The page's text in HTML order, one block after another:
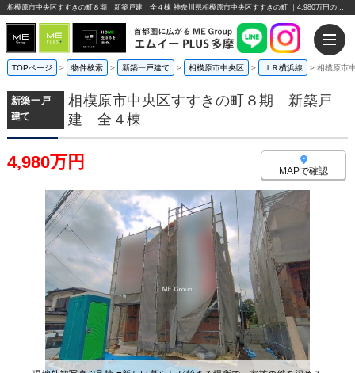
相模原市中央区すすきの町８期 新築戸建 全４棟 神奈川県相模原市中央区すすきの町 ｜4,980万円の新築一戸建て｜エムイーPLUS多摩
TOPページ > 物件検索 > 新築一戸建て > 相模原市中央区 > ＪＲ横浜線 > 相模原市
新築一戸
建て
相模原市中央区すすきの町８期 新築戸
建 全４棟
4,980万円 MAPで確認